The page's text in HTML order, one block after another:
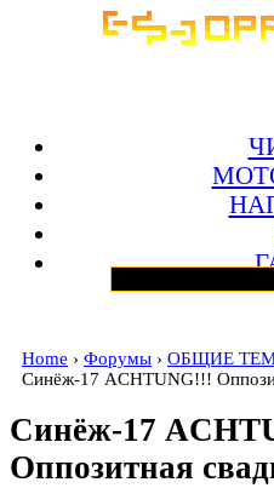
Home › Форумы › ОБЩИЕ
Синёж-17 ACHTUNG!!!
Синёж-17
Оппозитная